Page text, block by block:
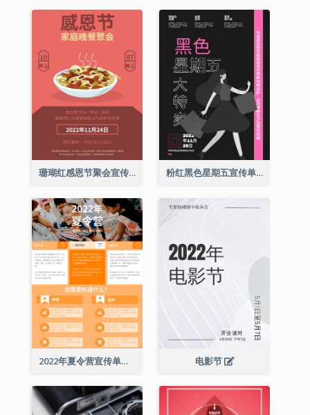
珊瑚红感恩节聚会宣传单张 粉红黑色星期五宣传单张
2022年夏令营宣传单张 电影节